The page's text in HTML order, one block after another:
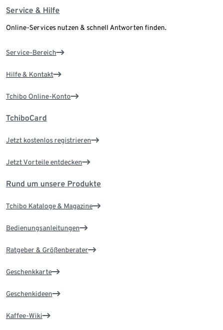
Service & Hilfe
Online-Services nutzen & schnell Antworten finden.
Service-Bereich
Hilfe & Kontakt
Tchibo Online-Konto
TchiboCard
Jetzt kostenlos registrieren
Jetzt Vorteile entdecken
Rund um unsere Produkte
Tchibo Kataloge & Magazine
Bedienungsanleitungen
Ratgeber & Größenberater
Geschenkkarte
Geschenkideen
Kaffee-Wiki